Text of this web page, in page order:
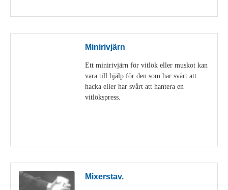
Minirivjärn
Ett minirivjärn för vitlök eller muskot kan
vara till hjälp för den som har svårt att
hacka eller har svårt att hantera en
vitlökspress.
Mixerstav.